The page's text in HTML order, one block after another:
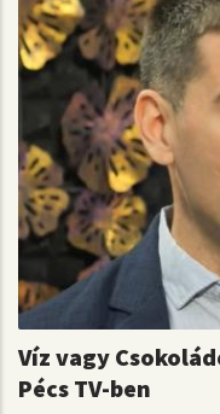
Víz vagy
Pécs TV-ben